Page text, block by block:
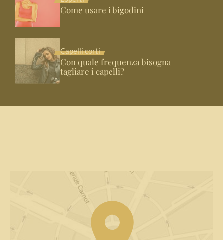
Come usare i bigodini
Capelli corti
Con quale frequenza bisogna
tagliare i capelli?